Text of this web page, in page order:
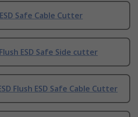
Safe Cable Cutter
ESD Safe Side cutter
Flush ESD Safe Cable Cutter